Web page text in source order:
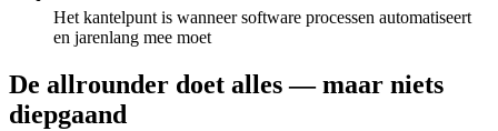
Het kantelpunt is wanneer software processen automatiseert
en jarenlang mee moet
De allrounder doet alles — maar niets
diepgaand